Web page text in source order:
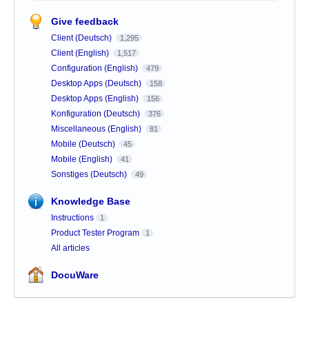
Give feedback
Client (Deutsch) 1,295
Client (English) 1,517
Configuration (English) 479
Desktop Apps (Deutsch) 158
Desktop Apps (English) 156
Konfiguration (Deutsch) 376
Miscellaneous (English) 81
Mobile (Deutsch) 45
Mobile (English) 41
Sonstiges (Deutsch) 49
Knowledge Base
Instructions 1
Product Tester Program 1
All articles
DocuWare